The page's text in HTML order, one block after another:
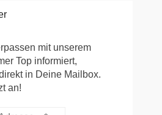
mit unserem
Top informiert,
in Deine Mailbox.
an!